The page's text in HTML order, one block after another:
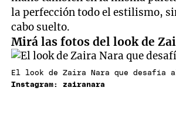
la perfección todo el estilismo,
cabo suelto.
Mirá las fotos del look de
El look de Zaira Nara que desafía
Instagram: zairanara